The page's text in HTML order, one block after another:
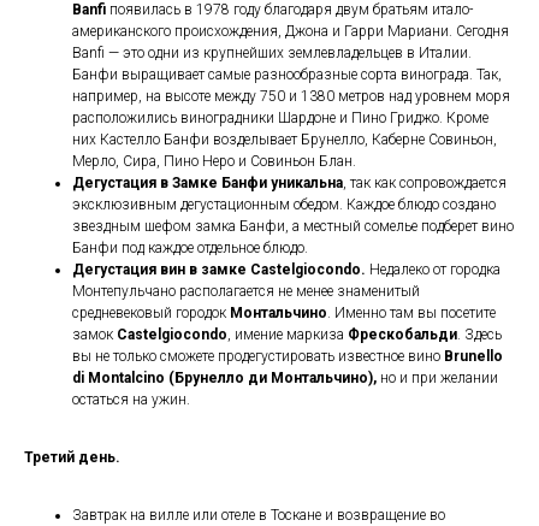
Banfi появилась в 1978 году благодаря двум братьям итало-
американского происхождения, Джона и Гарри Мариани. Сегодня
Banfi — это одни из крупнейших землевладельцев в Италии.
Банфи выращивает самые разнообразные сорта винограда. Так,
например, на высоте между 750 и 1380 метров над уровнем моря
расположились виноградники Шардоне и Пино Гриджо. Кроме
них Кастелло Банфи возделывает Брунелло, Каберне Совиньон,
Мерло, Сира, Пино Неро и Совиньон Блан.
Дегустация в Замке Банфи уникальна, так как сопровождается
эксклюзивным дегустационным обедом. Каждое блюдо создано
звездным шефом замка Банфи, а местный сомелье подберет вино
Банфи под каждое отдельное блюдо.
Дегустация вин в замке Castelgiocondo. Недалеко от городка
Монтепульчано располагается не менее знаменитый
средневековый городок Монтальчино. Именно там вы посетите
замок Castelgiocondo, имение маркиза Фрескобальди. Здесь
вы не только сможете продегустировать известное вино Brunello
di Montalcino (Брунелло ди Монтальчино), но и при желании
остаться на ужин.
Третий день.
Завтрак на вилле или отеле в Тоскане и возвращение во